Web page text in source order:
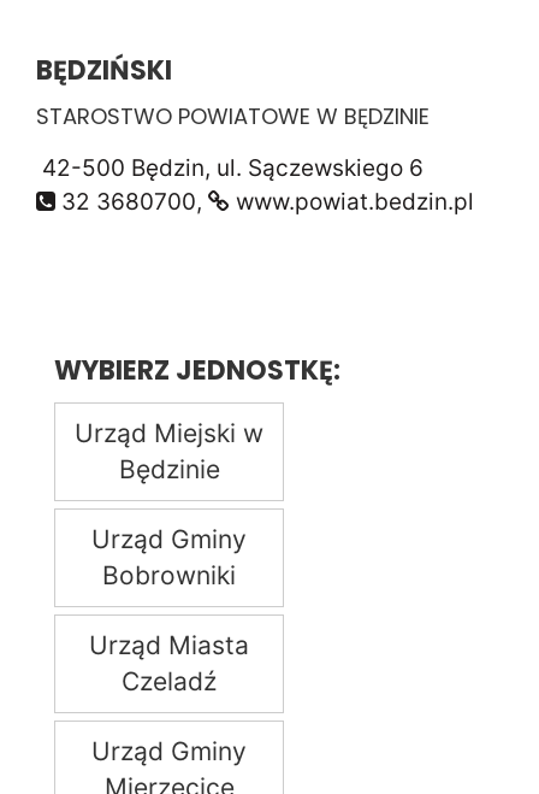
BĘDZIŃSKI
STAROSTWO POWIATOWE W BĘDZINIE
42-500 Będzin, ul. Sączewskiego 6
32 3680700,
www.powiat.bedzin.pl
WYBIERZ JEDNOSTKĘ:
Urząd Miejski w
Będzinie
Urząd Gminy
Bobrowniki
Urząd Miasta
Czeladź
Urząd Gminy
Mierzęcice